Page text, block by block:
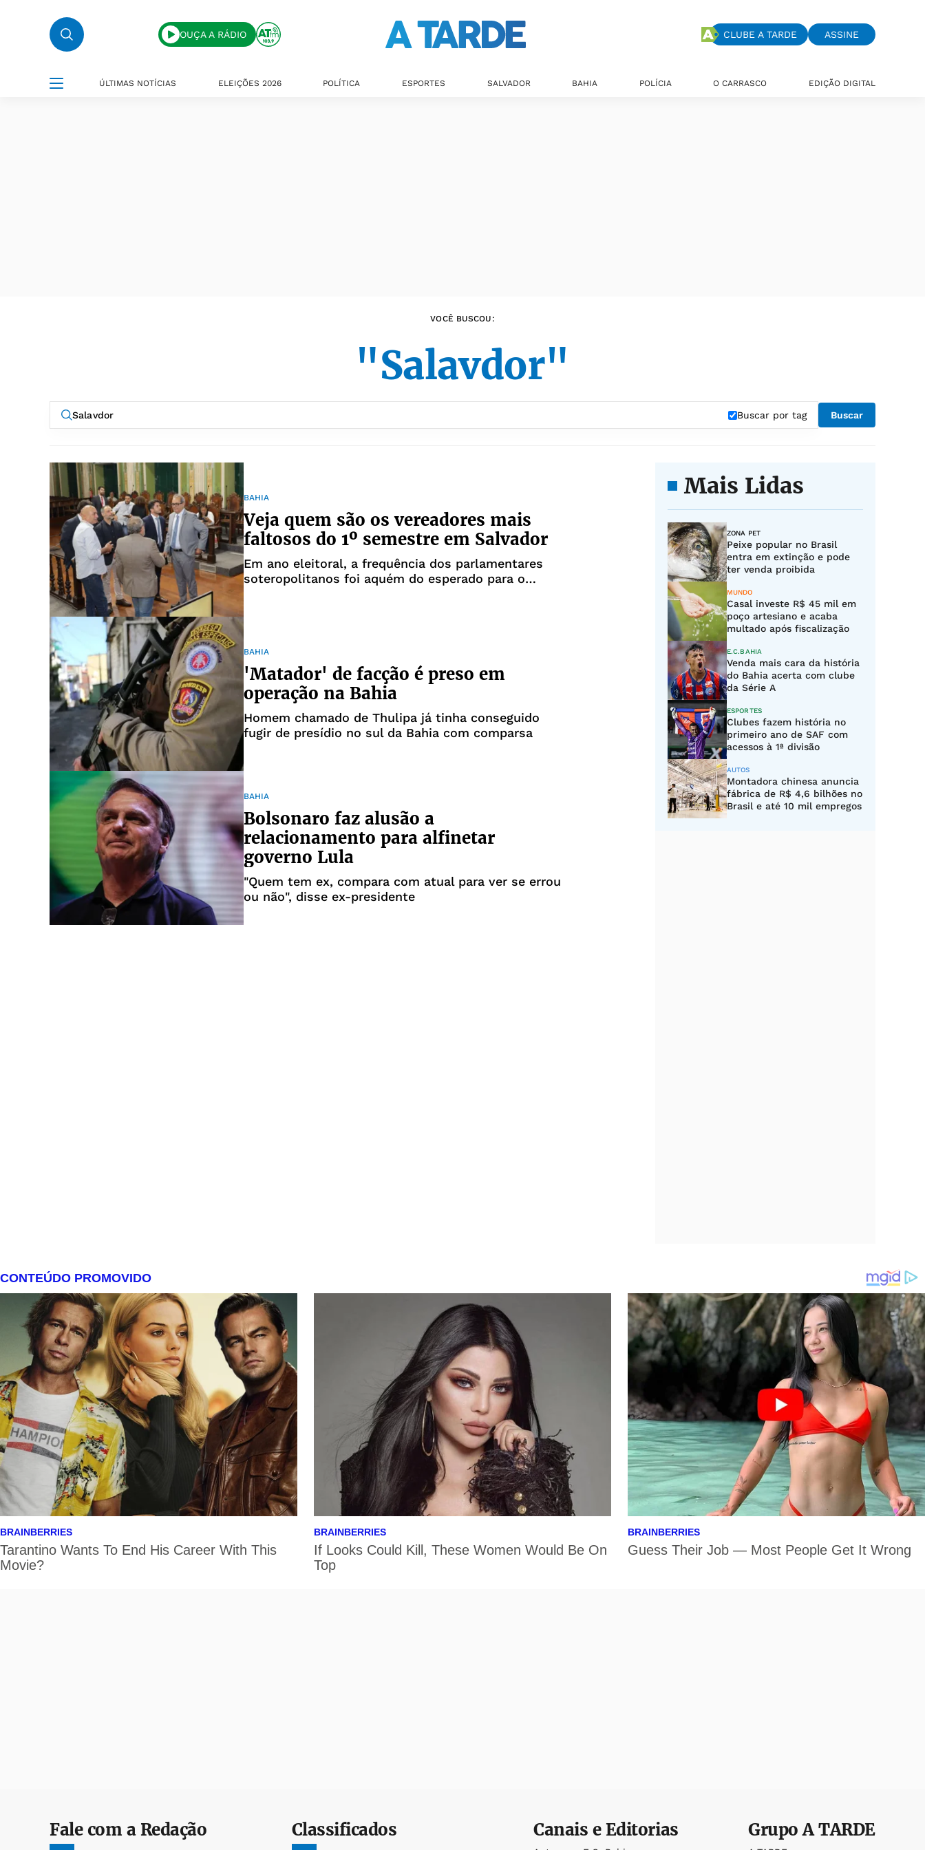
OUÇA A RÁDIO CLUBE A TARDE ASSINE
ÚLTIMAS NOTÍCIAS ELEIÇÕES 2026 POLÍTICA ESPORTES SALVADOR BAHIA POLÍCIA O CARRASCO EDIÇÃO DIGITAL
VOCÊ BUSCOU:
"Salavdor"
Buscar por tag Buscar
BAHIA
Veja quem são os vereadores mais
faltosos do 1º semestre em Salvador
Em ano eleitoral, a frequência dos parlamentares
soteropolitanos foi aquém do esperado para o
BAHIA
'Matador' de facção é preso em
operação na Bahia
Homem chamado de Thulipa já tinha conseguido
fugir de presídio no sul da Bahia com comparsa
BAHIA
Bolsonaro faz alusão a
relacionamento para alfinetar
governo Lula
"Quem tem ex, compara com atual para ver se errou
ou não", disse ex-presidente
Mais Lidas
ZONA PET
Peixe popular no Brasil
entra em extinção e pode
ter venda proibida
MUNDO
Casal investe R$ 45 mil em
poço artesiano e acaba
multado após fiscalização
E.C.BAHIA
Venda mais cara da história
do Bahia acerta com clube
da Série A
ESPORTES
Clubes fazem história no
primeiro ano de SAF com
acessos à 1ª divisão
AUTOS
Montadora chinesa anuncia
fábrica de R$ 4,6 bilhões no
Brasil e até 10 mil empregos
Fale com a Redação Classificados Canais e Editorias GrupoA TARDE